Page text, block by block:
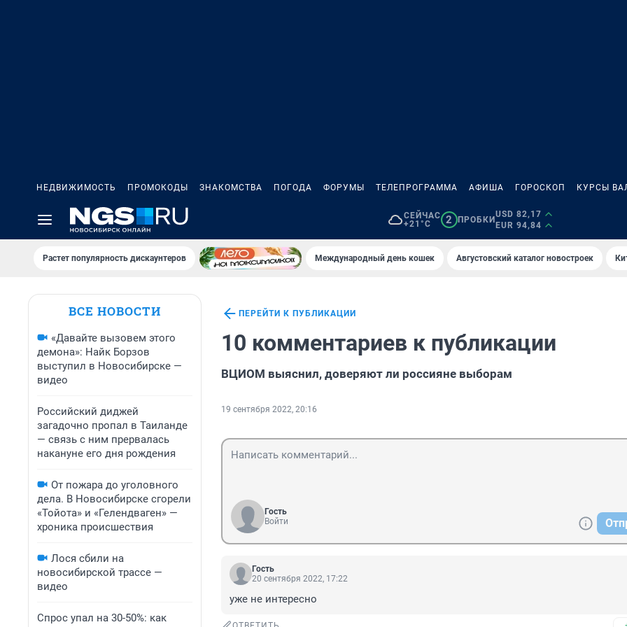
НЕДВИЖИМОСТЬ ПРОМОКОДЫ ЗНАКОМСТВА ПОГОДА ФОРУМЫ ТЕЛЕПРОГРАММА АФИША ГОРОСКОП КУРСЫ
СЕЙЧАС
+21°C
2 ПРОБКИ
USD 82,17
EUR 94,84
Растет популярность дискаунтеров Международный день кошек Августовский каталог новостроек
ВСЕ НОВОСТИ
«Давайте вызовем этого
демона»: Найк Борзов
выступил в Новосибирске —
видео
Российский диджей
загадочно пропал в Таиланде
— связь с ним прервалась
накануне его дня рождения
От пожара до уголовного
дела. В Новосибирске сгорели
«Тойота» и «Гелендваген» —
хроника происшествия
Лося сбили на
новосибирской трассе —
видео
Спрос упал на 30-50%: как
ПЕРЕЙТИ К ПУБЛИКАЦИИ
10 комментариев к публикации
ВЦИОМ выяснил, доверяют ли россияне выборам
19 сентября 2022, 20:16
Гость
Войти
Гость
20 сентября 2022, 17:22
уже не интересно